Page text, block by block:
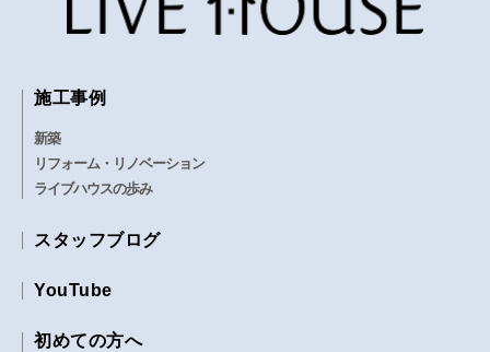
施工事例
新築
リフォーム・リノベーション
ライブハウスの歩み
スタッフブログ
YouTube
初めての方へ